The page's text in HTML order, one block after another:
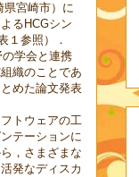
県宮崎市）に
るHCGシン
１参照）．
学会と連携
織のことであ
めた論文発表
トウェアの工
テーションに
，さまざまな
発なディスカ